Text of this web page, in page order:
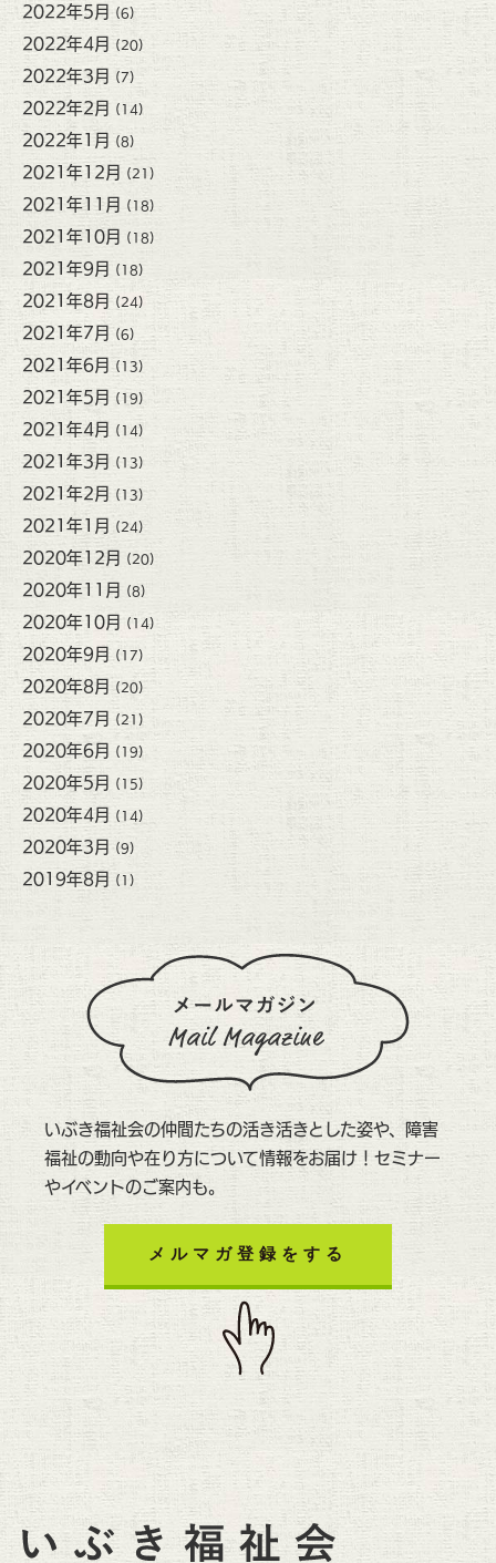
2022年5月 (6)
2022年4月 (20)
2022年3月 (7)
2022年2月 (14)
2022年1月 (8)
2021年12月 (21)
2021年11月 (18)
2021年10月 (18)
2021年9月 (18)
2021年8月 (24)
2021年7月 (6)
2021年6月 (13)
2021年5月 (19)
2021年4月 (14)
2021年3月 (13)
2021年2月 (13)
2021年1月 (24)
2020年12月 (20)
2020年11月 (8)
2020年10月 (14)
2020年9月 (17)
2020年8月 (20)
2020年7月 (21)
2020年6月 (19)
2020年5月 (15)
2020年4月 (14)
2020年3月 (9)
2019年8月 (1)
いぶき福祉会の仲間たちの活き活きとした姿や、障害
福祉の動向や在り方について情報をお届け！セミナー
やイベントのご案内も。
メルマガ登録をする